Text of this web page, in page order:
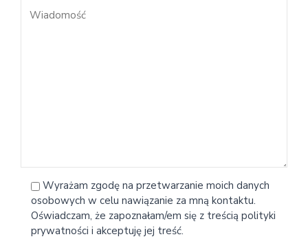
Wyrażam zgodę na przetwarzanie moich danych
osobowych w celu nawiązanie za mną kontaktu.
Oświadczam, że zapoznałam/em się z treścią polityki
prywatności i akceptuję jej treść.